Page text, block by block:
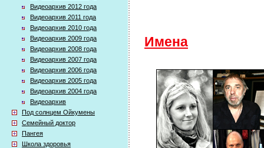
Видеоархив 2012 года
Видеоархив 2011 года
Видеоархив 2010 года
Видеоархив 2009 года
Видеоархив 2008 года
Видеоархив 2007 года
Видеоархив 2006 года
Видеоархив 2005 года
Видеоархив 2004 года
Видеоархив
Под солнцем Ойкумены
Семейный доктор
Пангея
Школа здоровья
Имена